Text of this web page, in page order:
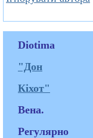
Diotima
"Дон
Кіхот"
Вена.
Регулярно